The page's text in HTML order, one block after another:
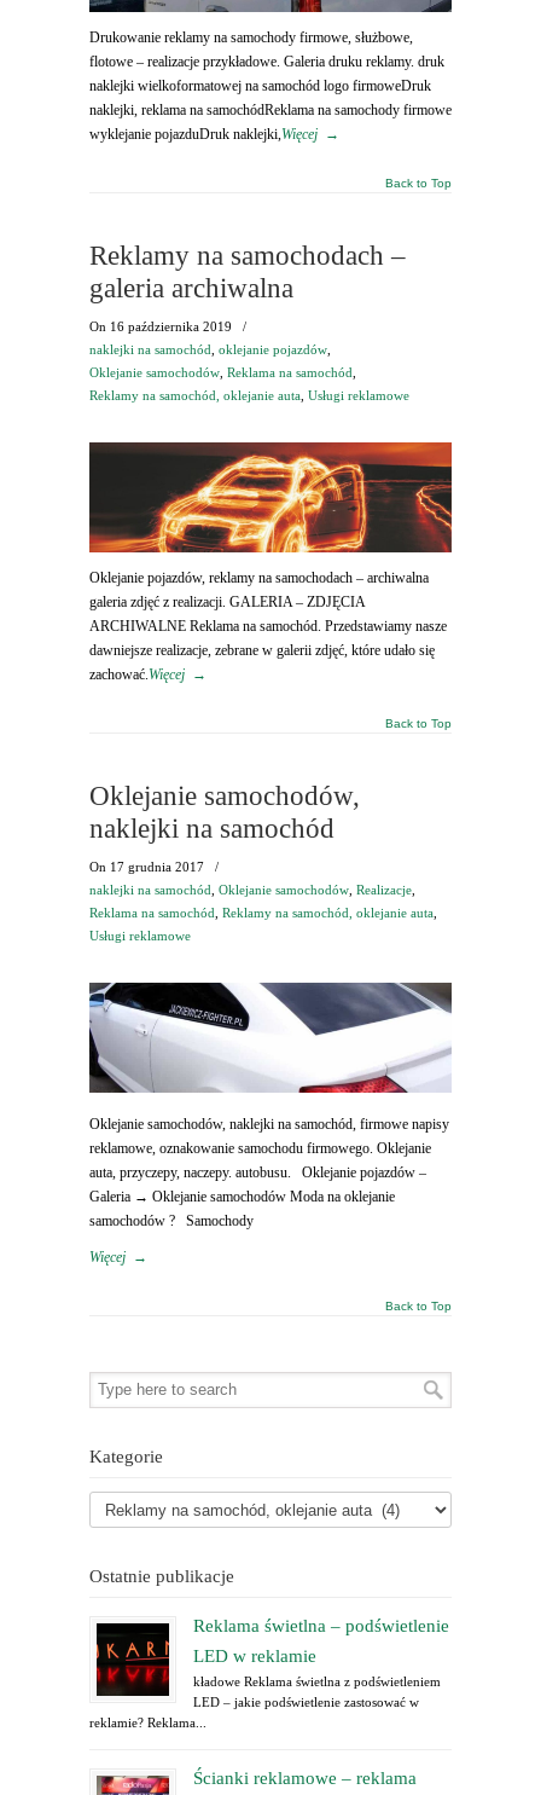
Drukowanie reklamy na samochody firmowe, służbowe,
flotowe – realizacje przykładowe. Galeria druku reklamy. druk
naklejki wielkoformatowej na samochód logo firmoweDruk
naklejki, reklama na samochódReklama na samochody firmowe
wyklejanie pojazduDruk naklejki,Więcej →
Back to Top
Reklamy na samochodach –
galeria archiwalna
On 16 października 2019
/
naklejki na samochód oklejanie pojazdów
Oklejanie samochodów Reklama na samochód
Reklamy na samochód, oklejanie auta Usługi reklamowe
Oklejanie pojazdów, reklamy na samochodach – archiwalna
galeria zdjęć z realizacji. GALERIA – ZDJĘCIA
ARCHIWALNE Reklama na samochód. Przedstawiamy nasze
dawniejsze realizacje, zebrane w galerii zdjęć, które udało się
zachować.Więcej →
Back to Top
Oklejanie samochodów,
naklejki na samochód
On 17 grudnia 2017
/
naklejki na samochód Oklejanie samochodów Realizacje
Reklama na samochód Reklamy na samochód, oklejanie auta
Usługi reklamowe
Oklejanie samochodów, naklejki na samochód, firmowe napisy
reklamowe, oznakowanie samochodu firmowego. Oklejanie
auta, przyczepy, naczepy. autobusu. Oklejanie pojazdów –
Galeria → Oklejanie samochodów Moda na oklejanie
samochodów ? Samochody
Więcej →
Back to Top
Kategorie
Ostatnie publikacje
Reklama świetlna – podświetlenie
LED w reklamie
kładowe Reklama świetlna z podświetleniem
LED – jakie podświetlenie zastosować w
reklamie? Reklama...
Ścianki reklamowe – reklama